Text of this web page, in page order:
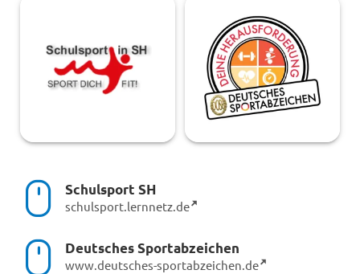
Schulsport SH
schulsport.lernnetz.de
Deutsches Sportabzeichen
www.deutsches-sportabzeichen.de